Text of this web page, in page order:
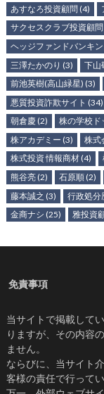
あすなろ投資顧問 (4)
サクセスクラブ投資顧問
ヘッジファンドバンキ
三澤たかのり (3) 下山
前池英樹(高山緑星) (3)
悪質投資詐欺サイト (34)
朝倉慶 (2) 株の学校ド
株アカデミー (3) 株式
株式投資 情報商材(4)
熊谷亮(2) 石原順 (2)
藤本誠之 (3) 行政処分
金商ナシ (25) 雅投資
免責事項
当サイトで掲載して
りますが、その内容
ません。
ならびに、当サイト
客様の責任で行って